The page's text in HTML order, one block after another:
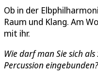
Ob in der
Raum und Klang. Am
mit ihr.
Wie darf man Sie sich
Percussion eingebunden?